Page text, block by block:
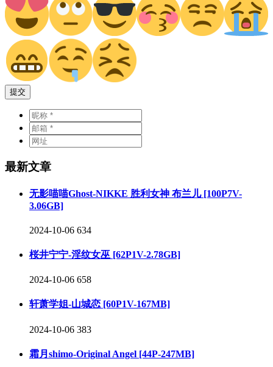
提交
最新文章
无影喵喵Ghost-NIKKE 胜利女神 布兰儿 [100P7V-
3.06GB]
2024-10-06 634
桜井宁宁-淫纹女巫 [62P1V-2.78GB]
2024-10-06 658
轩萧学姐-山城恋 [60P1V-167MB]
2024-10-06 383
霜月shimo-Original Angel [44P-247MB]